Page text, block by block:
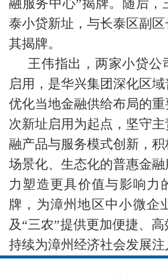
融服务中心”揭牌。随后，
泰小贷新址，与长泰区副
其揭牌。
王伟指出，两家小贷公
启用，是华兴集团深化区域
优化当地金融供给布局的
次新址启用为起点，坚守
融产品与服务模式创新，积
场景化、生态化的普惠金
力塑造更具价值与影响力
牌，为漳州地区中小微企
及“三农”提供更加便捷、高
持续为漳州经济社会发展注